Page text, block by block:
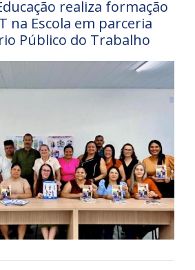
realiza formação
na Escola em parceria
Público do Trabalho